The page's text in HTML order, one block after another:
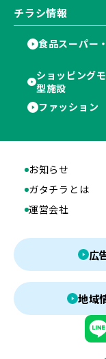
チラシ情報
食品スーパー
ショッピング
型施設
ファッション
お知らせ
ガタチラとは
運営会社
広
地域